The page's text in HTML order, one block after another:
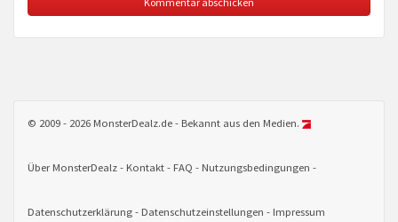
© 2009 - 2026 MonsterDealz.de - Bekannt aus den Medien.
Über MonsterDealz Kontakt FAQ Nutzungsbedingungen
Datenschutzerklärung Datenschutzeinstellungen Impressum